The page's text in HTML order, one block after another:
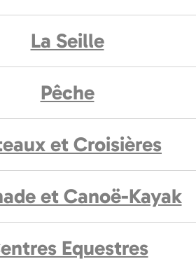
La Seille
Pêche
et Croisières
et Canoë-Kayak
Equestres